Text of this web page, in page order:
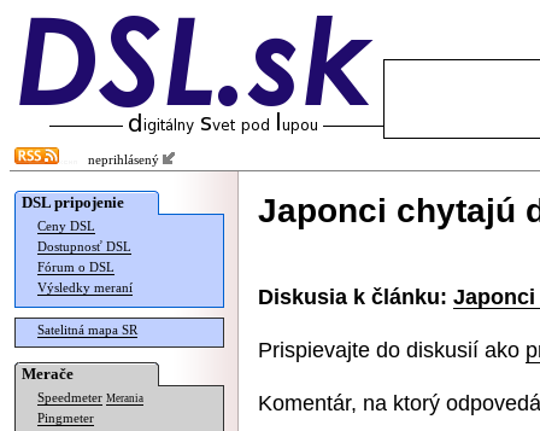
neprihlásený
DSL pripojenie
Ceny DSL
Dostupnosť DSL
Fórum o DSL
Výsledky meraní
Satelitná mapa SR
Merače
Speedmeter Merania
Pingmeter
Japonci chytajú
Diskusia k článku:
Prispievajte do diskusií ako
Komentár, na ktorý